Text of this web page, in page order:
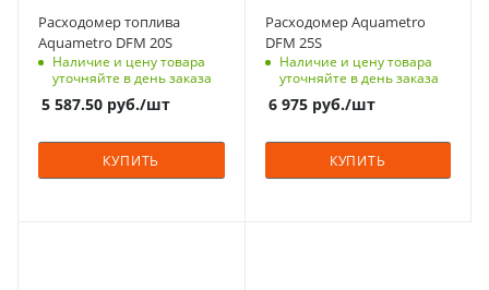
Расходомер топлива
Aquametro DFM 20S
Наличие и цену товара
уточняйте в день заказа
5 587.50 руб./шт
КУПИТЬ
Расходомер Aquametro
DFM 25S
Наличие и цену товара
уточняйте в день заказа
6 975руб./шт
КУПИТЬ